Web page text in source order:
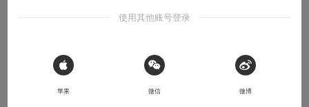
朋克2077征文比赛
未来事务管理局 2021-02-17
使用其他账号登录
 Sign in with Apple
苹果 微信 微博